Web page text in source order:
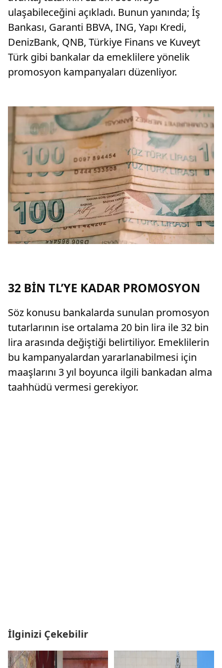
ulaşabileceğini açıkladı. Bunun yanında; İş
Bankası, Garanti BBVA, ING, Yapı Kredi,
DenizBank, QNB, Türkiye Finans ve Kuveyt
Türk gibi bankalar da emeklilere yönelik
promosyon kampanyaları düzenliyor.
32 BİN TL’YE KADAR PROMOSYON
Söz konusu bankalarda sunulan promosyon
tutarlarının ise ortalama 20 bin lira ile 32 bin
lira arasında değiştiği belirtiliyor. Emeklilerin
bu kampanyalardan yararlanabilmesi için
maaşlarını 3 yıl boyunca ilgili bankadan alma
taahhüdü vermesi gerekiyor.
İlginizi Çekebilir